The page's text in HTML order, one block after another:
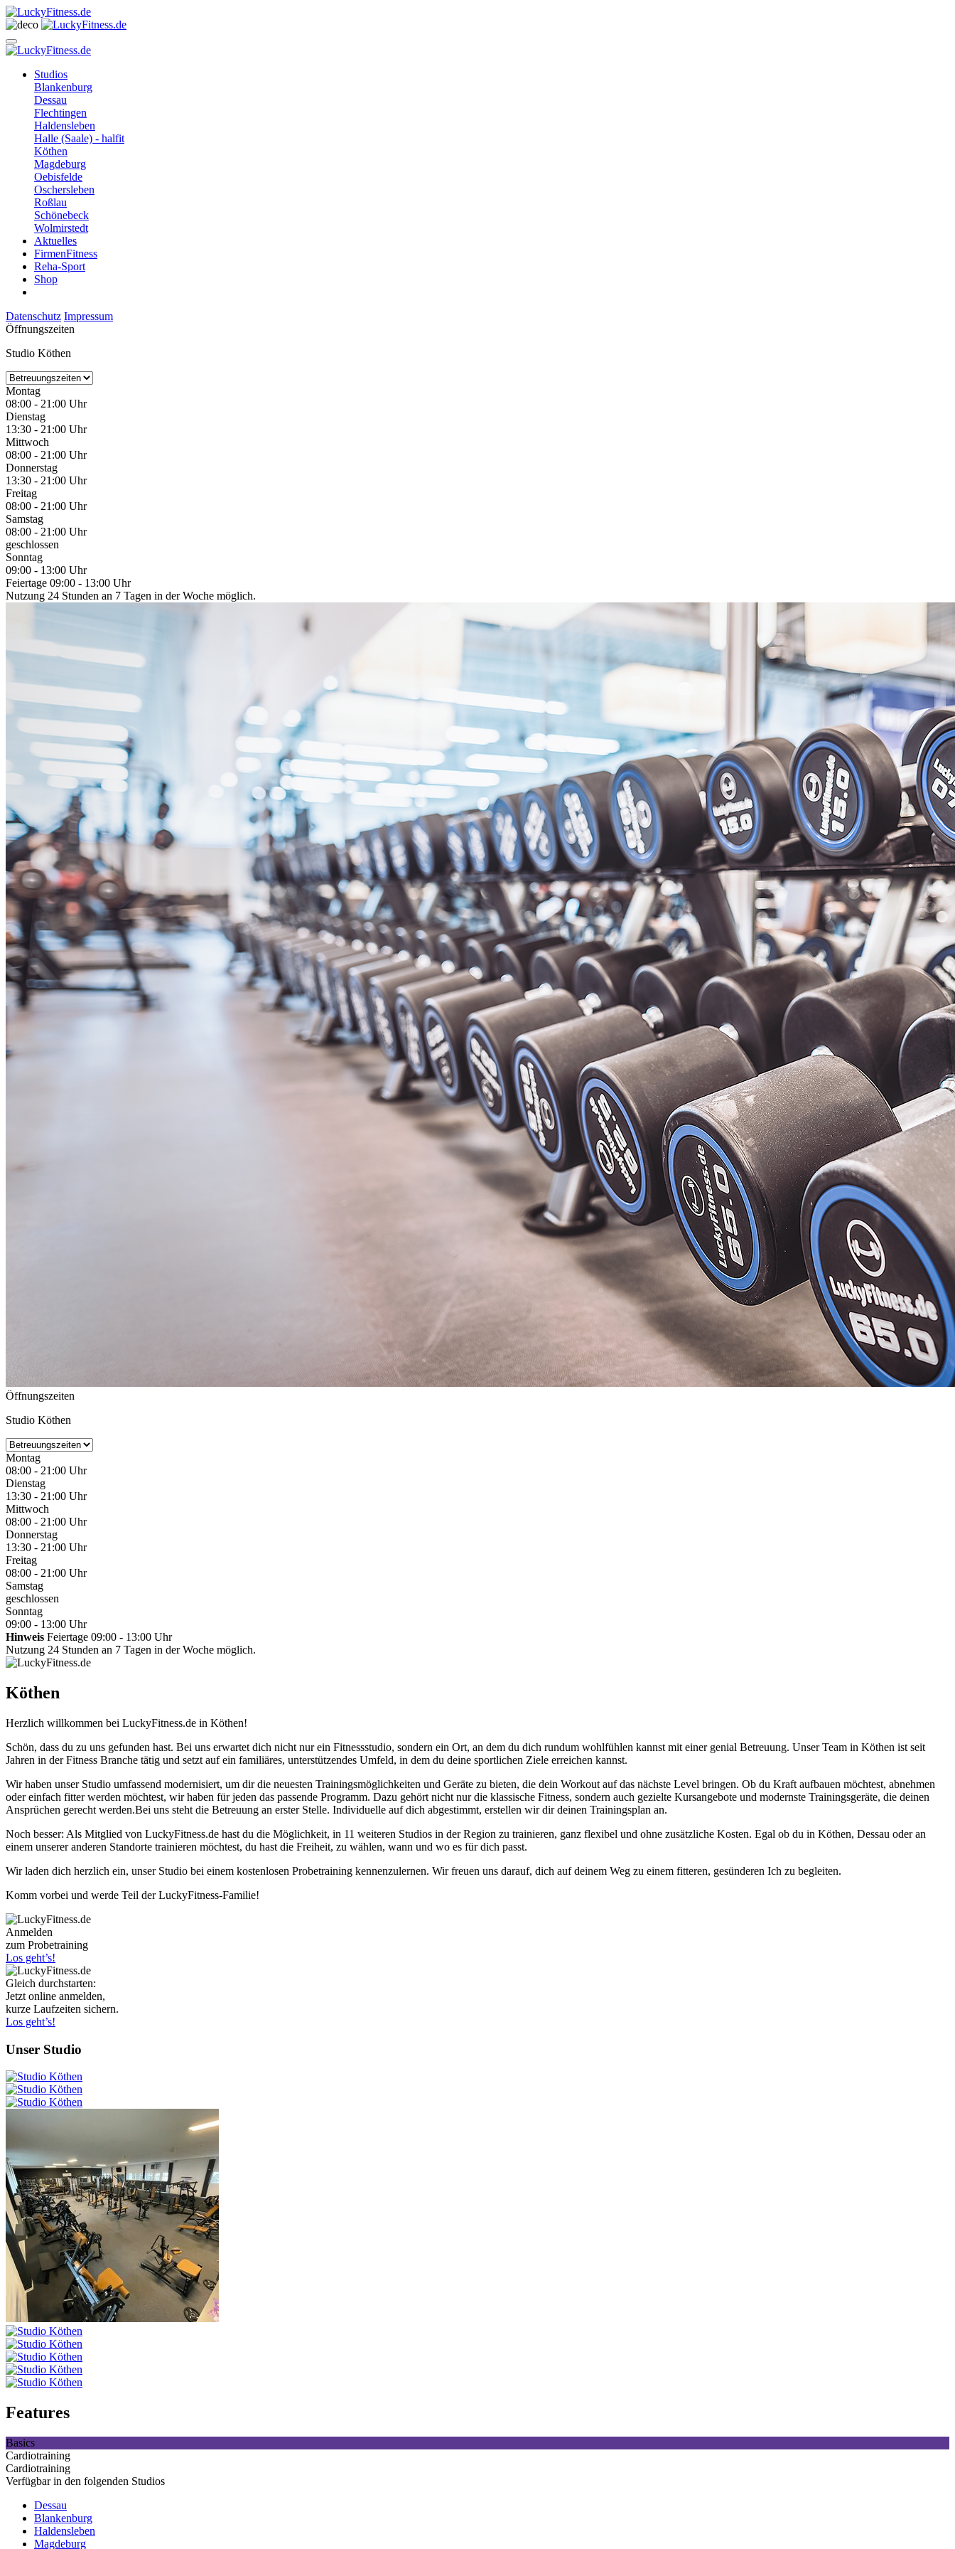
Studios
Blankenburg
Dessau
Flechtingen
Haldensleben
Halle (Saale) - halfit
Köthen
Magdeburg
Oebisfelde
Oschersleben
Roßlau
Schönebeck
Wolmirstedt
Aktuelles
FirmenFitness
Reha-Sport
Shop
Datenschutz Impressum
Öffnungszeiten
Studio Köthen
Montag
08:00 - 21:00 Uhr
Dienstag
13:30 - 21:00 Uhr
Mittwoch
08:00 - 21:00 Uhr
Donnerstag
13:30 - 21:00 Uhr
Freitag
08:00 - 21:00 Uhr
Samstag
08:00 - 21:00 Uhr
geschlossen
Sonntag
09:00 - 13:00 Uhr
Feiertage 09:00 - 13:00 Uhr
Nutzung 24 Stunden an 7 Tagen in der Woche möglich.
Öffnungszeiten
Studio Köthen
Montag
08:00 - 21:00 Uhr
Dienstag
13:30 - 21:00 Uhr
Mittwoch
08:00 - 21:00 Uhr
Donnerstag
13:30 - 21:00 Uhr
Freitag
08:00 - 21:00 Uhr
Samstag
geschlossen
Sonntag
09:00 - 13:00 Uhr
Hinweis Feiertage 09:00 - 13:00 Uhr
Nutzung 24 Stunden an 7 Tagen in der Woche möglich.
Köthen
Herzlich willkommen bei LuckyFitness.de in Köthen!
Schön, dass du zu uns gefunden hast. Bei uns erwartet dich nicht nur ein Fitnessstudio, sondern ein Ort, an dem du dich rundum wohlfühlen kannst mit einer genial Betreuung. Unser Team in Köthen ist seit
Jahren in der Fitness Branche tätig und setzt auf ein familiäres, unterstützendes Umfeld, in dem du deine sportlichen Ziele erreichen kannst.
Wir haben unser Studio umfassend modernisiert, um dir die neuesten Trainingsmöglichkeiten und Geräte zu bieten, die dein Workout auf das nächste Level bringen. Ob du Kraft aufbauen möchtest, abnehmen
oder einfach fitter werden möchtest, wir haben für jeden das passende Programm. Dazu gehört nicht nur die klassische Fitness, sondern auch gezielte Kursangebote und modernste Trainingsgeräte, die deinen
Ansprüchen gerecht werden.Bei uns steht die Betreuung an erster Stelle. Individuelle auf dich abgestimmt, erstellen wir dir deinen Trainingsplan an.
Noch besser: Als Mitglied von LuckyFitness.de hast du die Möglichkeit, in 11 weiteren Studios in der Region zu trainieren, ganz flexibel und ohne zusätzliche Kosten. Egal ob du in Köthen, Dessau oder an
einem unserer anderen Standorte trainieren möchtest, du hast die Freiheit, zu wählen, wann und wo es für dich passt.
Wir laden dich herzlich ein, unser Studio bei einem kostenlosen Probetraining kennenzulernen. Wir freuen uns darauf, dich auf deinem Weg zu einem fitteren, gesünderen Ich zu begleiten.
Komm vorbei und werde Teil der LuckyFitness-Familie!
Anmelden
zum Probetraining
Los geht’s!
Gleich durchstarten:
Jetzt online anmelden,
kurze Laufzeiten sichern.
Los geht’s!
Unser Studio
Features
Basics
Cardiotraining
Cardiotraining
Verfügbar in den folgenden Studios
Dessau
Blankenburg
Haldensleben
Magdeburg